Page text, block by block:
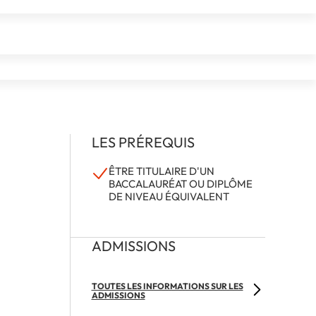
LES PRÉREQUIS
ÊTRE TITULAIRE D'UN
BACCALAURÉAT OU DIPLÔME
DE NIVEAU ÉQUIVALENT
ADMISSIONS
TOUTES LES INFORMATIONS SUR LES
ADMISSIONS